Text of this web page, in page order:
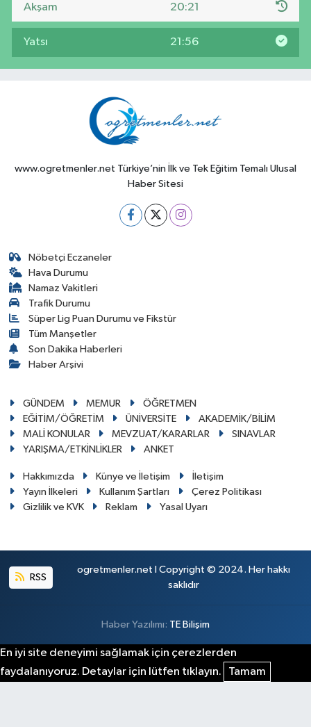
Akşam 20:21
Yatsı 21:56
www.ogretmenler.net Türkiye’nin İlk ve Tek Eğitim Temalı Ulusal
Haber Sitesi
Nöbetçi Eczaneler
Hava Durumu
Namaz Vakitleri
Trafik Durumu
Süper Lig Puan Durumu ve Fikstür
Tüm Manşetler
Son Dakika Haberleri
Haber Arşivi
GÜNDEM MEMUR
ÖĞRETMEN
EĞİTİM/ÖĞRETİM
ÜNİVERSİTE
AKADEMİK/BİLİM
MALİ KONULAR
MEVZUAT/KARARLAR
SINAVLAR
YARIŞMA/ETKİNLİKLER
ANKET
Hakkımızda Künye ve İletişim
İletişim
Yayın İlkeleri
Kullanım Şartları
Çerez Politikası
Gizlilik ve KVK
Reklam Yasal Uyarı
RSS
ogretmenler.net I Copyright © 2024. Her hakkı
saklıdır
Haber Yazılımı: TE Bilişim
En iyi site deneyimi sağlamak için çerezlerden
faydalanıyoruz. Detaylar için lütfen tıklayın.
Tamam